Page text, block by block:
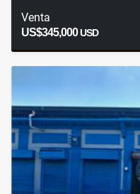
Venta
US$345,000USD